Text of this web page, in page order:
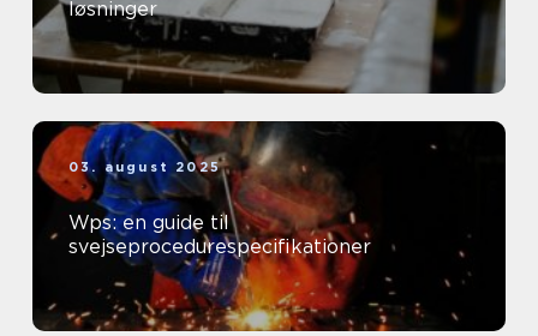
løsninger
03. august 2025
Wps: en guide til
svejseprocedurespecifikationer